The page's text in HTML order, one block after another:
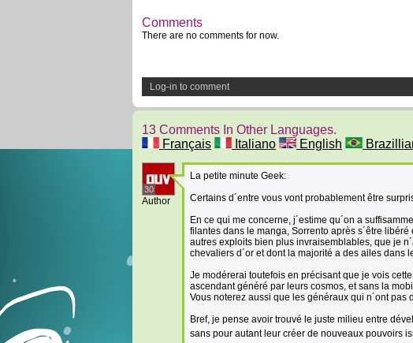
Comments
There are no comments for now.
Log-in to comment
13 Comments In Other Languages.
Français
Italiano English
30
Author
La petite minute Geek:
Certains d´entre vous vont probablement être
En ce qui me concerne, j´estime qu´on a
filantes dans le manga, Sorrento après s´être
autres exploits bien plus invraisemblables, que je
chevaliers d´or et dont la majorité a des ailes dans
Je modérerai toutefois en précisant que je vois
ascendant généré par leurs cosmos, et sans la
Vous noterez aussi que les généraux qui n´ont pas
Bref, je pense avoir trouvé le juste milieu entre
sans pour autant leur créer de nouveaux pouvoirs